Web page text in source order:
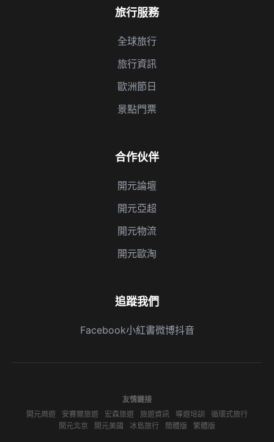
旅行服務
全球旅行
旅行資訊
歐洲節日
景點門票
合作伙伴
開元論壇
開元亞超
開元物流
開元歐淘
追蹤我們
Facebook小紅書微博抖音
友情鏈接
開元周遊
安賽爾旅遊 宏森旅遊 旅遊資訊 導遊培訓
循環式旅行
開元北京
開元美國 冰島旅行 簡體版 繁體版